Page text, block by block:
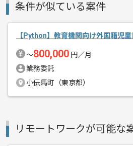
精算・お支払い
精算基準時
その他募集要項
条件が似ている案件
【Python】教育機関向け外国籍児
〜800,000 円／月
業務委託
小伝馬町（東京都）
リモートワークが可能な